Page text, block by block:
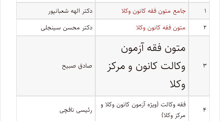
۱
جامع متون فقه کانون وکلا
دکتر الهه شعبانپور
۲
متون فقه کانون وکلا دکتر محسن سینجلی
۳
متون فقه آزمون
وکالت کانون و مرکز
وکلا
صادق صبیح
۴
فقه وکالت (ویژه آزمون کانون وکلا و
مرکز وکلا)
رئیسی نافچی